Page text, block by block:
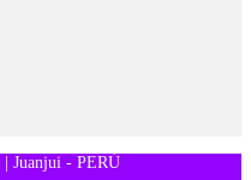
| Juanjui - PERÚ